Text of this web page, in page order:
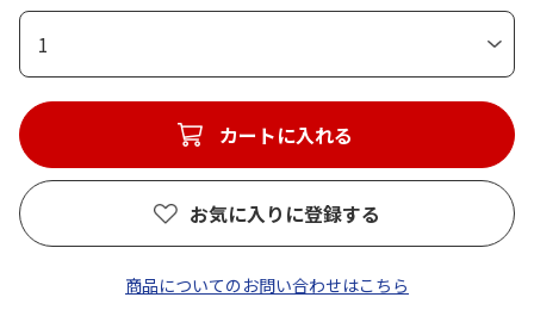
1
カートに入れる
お気に入りに登録する
商品についてのお問い合わせはこちら